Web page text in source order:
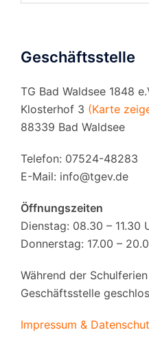
Geschäftsstelle
TG Bad Waldsee 1848
Klosterhof 3 (Karte
88339 Bad Waldsee
Telefon: 07524-48283
E-Mail: info@tgev.de
Öffnungszeiten
Dienstag: 08.30 – 11.30
Donnerstag: 17.00 –
Während der
Geschäftsstelle
Impressum &